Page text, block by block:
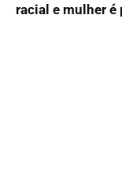
racial e mulher é